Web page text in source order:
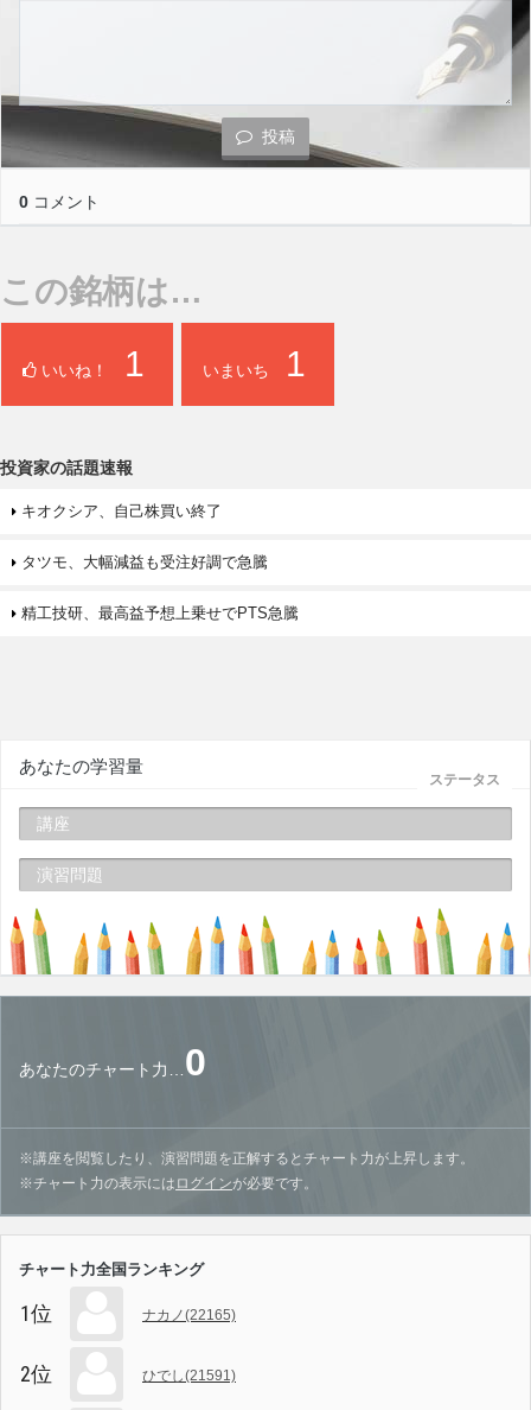
投稿
0 コメント
この銘柄は…
いいね！ 1 いまいち 1
投資家の話題速報
キオクシア、自己株買い終了
タツモ、大幅減益も受注好調で急騰
精工技研、最高益予想上乗せでPTS急騰
ステータス
あなたの学習量
講座
演習問題
あなたのチャート力…0
※講座を閲覧したり、演習問題を正解するとチャート力が上昇します。
※チャート力の表示には ログインが必要です。
チャート力全国ランキング
1位 ナカノ(22165)
2位 ひでし(21591)